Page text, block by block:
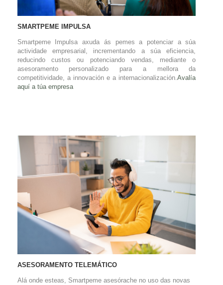
SMARTPEME IMPULSA
Smartpeme Impulsa axuda ás pemes a potenciar a súa
actividade empresarial, incrementando a súa eficiencia,
reducindo custos ou potenciando vendas, mediante o
asesoramento personalizado para a mellora da
competitividade, a innovación e a internacionalización.Avalía
aquí a túa empresa
ASESORAMENTO TELEMÁTICO
Alá onde esteas, Smartpeme asesórache no uso das novas